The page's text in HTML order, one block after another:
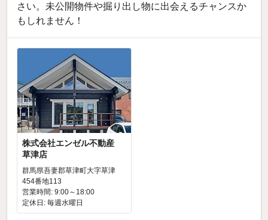
さい。未公開物件や掘り出し物に出会えるチャンスか
もしれません！
株式会社エンゼル不動産
草津店
群馬県吾妻郡草津町大字草津
454番地113
営業時間: 9:00～18:00
定休日: 毎週水曜日